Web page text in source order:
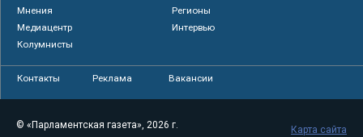
Мнения
Регионы
Медиацентр
Интервью
Колумнисты
Контакты Реклама Вакансии
© «Парламентская газета», 2026 г.
Карта сайта